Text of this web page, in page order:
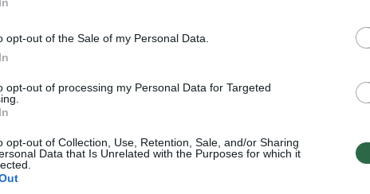
opt-out of the Sale of my Personal Data.
opt-out of processing my Personal Data for Targeted
opt-out of Collection, Use, Retention, Sale, and/or Sharing
Data that Is Unrelated with the Purposes for which it
Akimirkų, po kurių niekas nebebūna taip, kaip
ir šios šeimos pasaulį į tūkstančius
buvo žiauriai ir neteisingai išplėšta Agnė –
kurie ją pažinojo. Mylinti, šeimai atsidavusi mama,
kaimynė. Žmogus, kurio šypsena šildė,
nepavargo dalinti aplinkiniams meilę“, –